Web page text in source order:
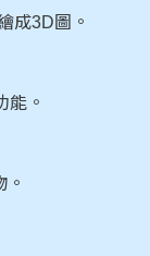
成3D圖。
能。